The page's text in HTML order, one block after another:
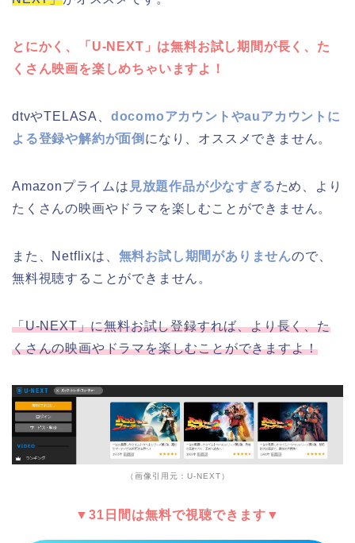
とにかく、「U-NEXT」は無料お試し期間が長く、た
くさん映画を楽しめちゃいますよ！
dtvやTELASA、 docomoアカウントやauアカウントに
よる登録や解約が面倒 になり、オススメできません。
Amazonプライムは 見放題作品が少なすぎるため、より
たくさんの映画やドラマを楽しむことができません。
また、Netflixは、 無料お試し期間がありませんので、
無料視聴することができません。
「U-NEXT」に無料お試し登録すれば、より長く、た
くさんの映画やドラマを楽しむことができますよ！
（画像引用元：U-NEXT）
▼31日間は無料で視聴できます▼